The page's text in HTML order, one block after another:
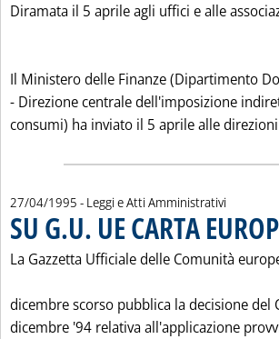
Diramata il 5 aprile agli uffici e alle
Il Ministero delle Finanze (Dipartimento
- Direzione centrale dell'imposizione
consumi) ha inviato il 5 aprile alle
27/04/1995 - Leggi e Atti Amministrativi
SU G.U. UE CARTA
La Gazzetta Ufficiale delle Comunità
dicembre scorso pubblica la decisione
dicembre '94 relativa all'applicazione